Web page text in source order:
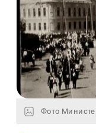
Фото